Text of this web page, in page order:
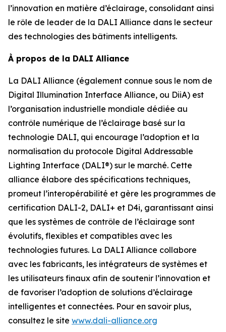
l’innovation en matière d’éclairage, consolidant ainsi
le rôle de leader de la DALI Alliance dans le secteur
des technologies des bâtiments intelligents.
À propos de la DALI Alliance
La DALI Alliance (également connue sous le nom de
Digital Illumination Interface Alliance, ou DiiA) est
l’organisation industrielle mondiale dédiée au
contrôle numérique de l’éclairage basé sur la
technologie DALI, qui encourage l’adoption et la
normalisation du protocole Digital Addressable
Lighting Interface (DALI®) sur le marché. Cette
alliance élabore des spécifications techniques,
promeut l’interopérabilité et gère les programmes de
certification DALI-2, DALI+ et D4i, garantissant ainsi
que les systèmes de contrôle de l’éclairage sont
évolutifs, flexibles et compatibles avec les
technologies futures. La DALI Alliance collabore
avec les fabricants, les intégrateurs de systèmes et
les utilisateurs finaux afin de soutenir l’innovation et
de favoriser l’adoption de solutions d’éclairage
intelligentes et connectées. Pour en savoir plus,
consultez le site www.dali-alliance.org